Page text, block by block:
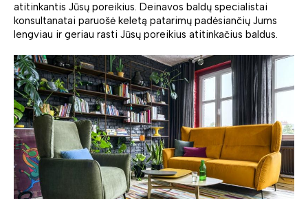
atitinkantis Jūsų poreikius. Deinavos baldų specialistai
konsultanatai paruošė keletą patarimų padėsiančių Jums
lengviau ir geriau rasti Jūsų poreikius atitinkačius baldus.